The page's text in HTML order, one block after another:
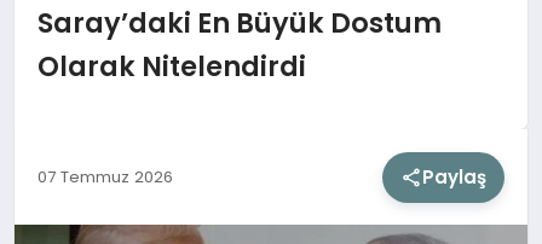
YAŞAM
SIYASET
Saray’daki En Büyük Dostum
Olarak Nitelendirdi
07 Temmuz 2026 Paylaş